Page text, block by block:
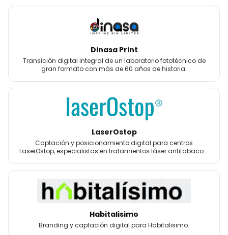
Dinasa Print
Transición digital integral de un laboratorio fototécnico de
gran formato con más de 60 años de historia.
LaserOstop
Captación y posicionamiento digital para centros
LaserOstop, especialistas en tratamientos láser antitabaco y
Habitalisimo
Branding y captación digital para Habitalisimo.